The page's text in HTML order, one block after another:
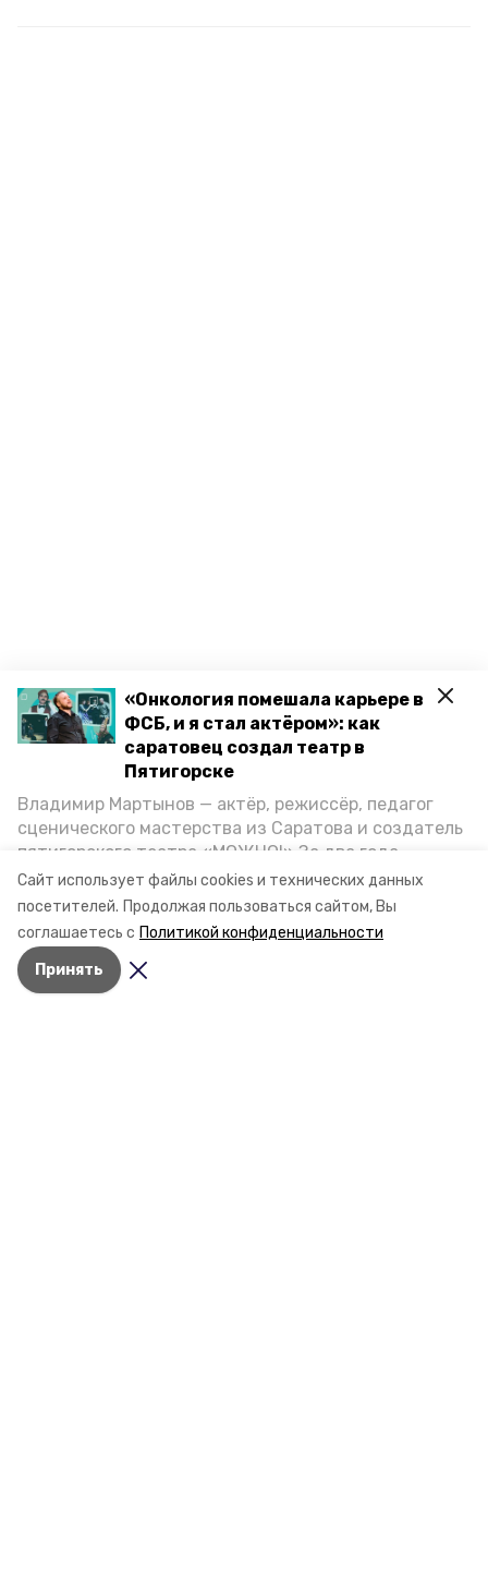
Сайт использует файлы cookies и технических данных
посетителей. Продолжая пользоваться сайтом, Вы
соглашаетесь с Политикой конфиденциальности
Принять
«Онкология помешала карьере в
ФСБ, и я стал актёром»: как
саратовец создал театр в
Пятигорске
Владимир Мартынов — актёр, режиссёр, педагог
сценического мастерства из Саратова и создатель
пятигорского театра «МОЖНО!» За два года
существования театр выпустил восемь спектаклей,
впереди — новые премьеры. О том, как стал
артистом, попал в Пятигорск и собрал труппу,
режиссёр рассказал корреспонденту «Портала
Пятигорска».
Разделы